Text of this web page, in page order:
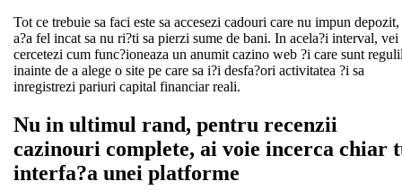
Tot ce trebuie sa faci este sa accesezi cadouri care nu impun
a?a fel incat sa nu ri?ti sa pierzi sume de bani. In acela?i interval, vei
cercetezi cum func?ioneaza un anumit cazino web ?i care sunt
inainte de a alege o site pe care sa i?i desfa?ori activitatea ?i sa
inregistrezi pariuri capital financiar reali.
Nu in ultimul rand, pentru recenzii
cazinouri complete, ai voie incerca chiar
interfa?a unei platforme